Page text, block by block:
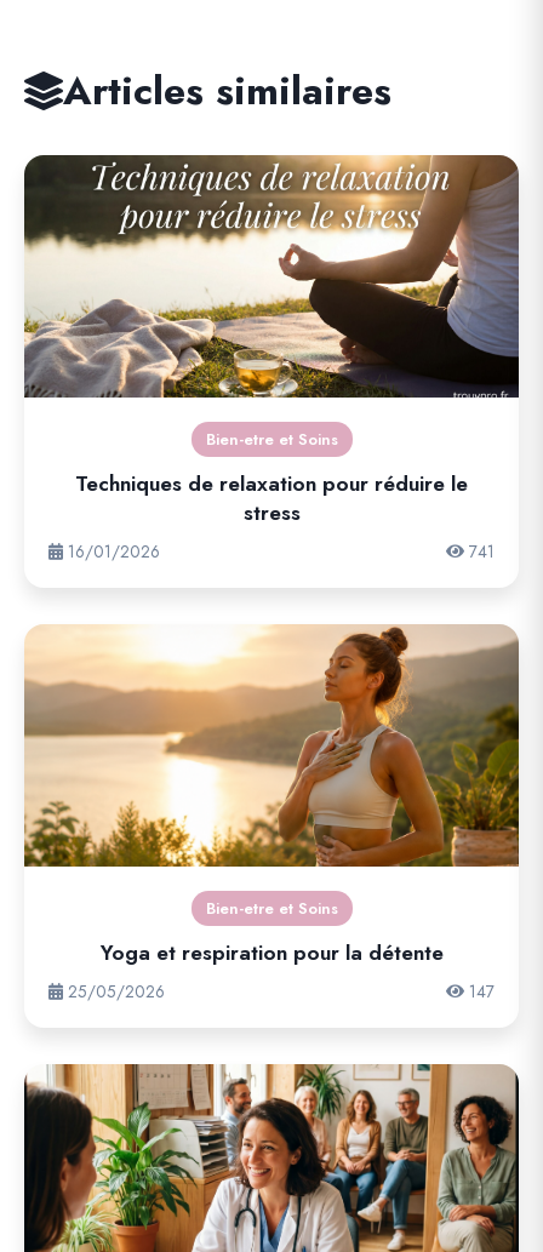
Articles similaires
Bien-etre et Soins
Techniques de relaxation pour réduire le
stress
16/01/2026 741
Bien-etre et Soins
Yoga et respiration pour la détente
25/05/2026 147